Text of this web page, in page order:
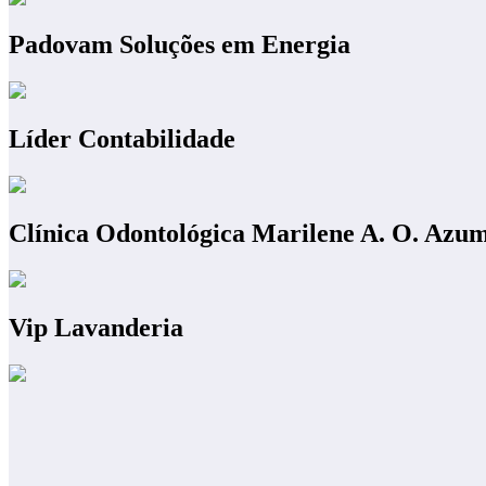
Padovam Soluções em Energia
Líder Contabilidade
Clínica Odontológica Marilene A. O.
Vip Lavanderia